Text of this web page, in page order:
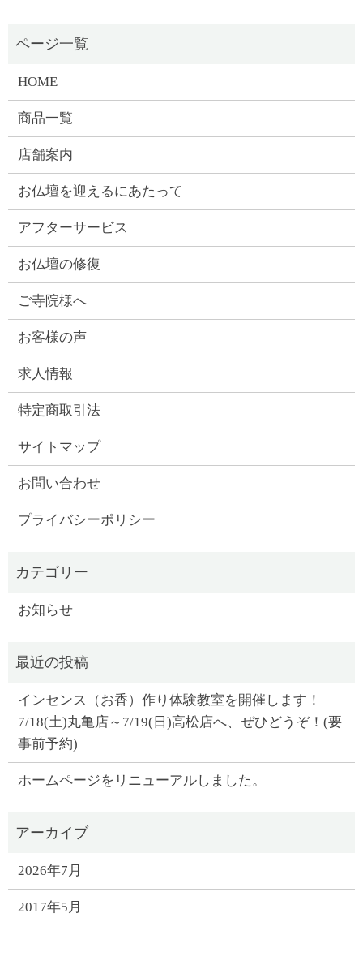
HOME
商品一覧
店舗案内
お仏壇を迎えるにあたって
アフターサービス
お仏壇の修復
ご寺院様へ
お客様の声
求人情報
特定商取引法
サイトマップ
お問い合わせ
プライバシーポリシー
お知らせ
インセンス（お香）作り体験教室を開催します！
7/18(土)丸亀店～7/19(日)高松店へ、ぜひどうぞ！(要
事前予約)
ホームページをリニューアルしました。
2026年7月
2017年5月